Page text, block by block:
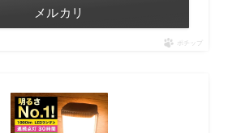
メルカリ
ポチップ